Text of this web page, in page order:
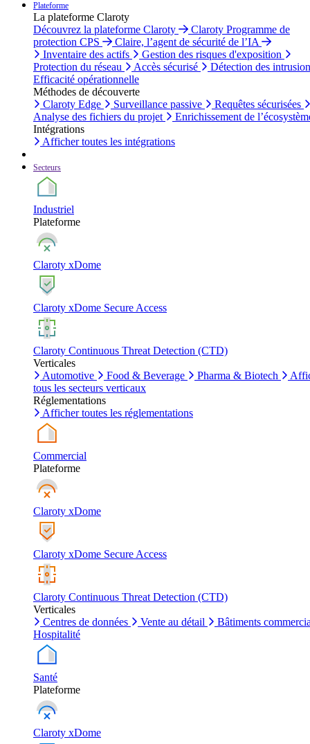
Plateforme
La plateforme Claroty
Découvrez la plateforme Claroty
Claroty Programme de
protection CPS
Claire, l’agent de sécurité de l’IA
Inventaire des actifs
Gestion des risques d'exposition
Protection du réseau
Accès sécurisé
Détection des
Efficacité opérationnelle
Méthodes de découverte
Claroty Edge
Surveillance passive
Requêtes sécurisées
Analyse des fichiers du projet
Enrichissement de
Intégrations
Afficher toutes les intégrations
Secteurs
Industriel
Plateforme
Claroty xDome
Claroty xDome Secure Access
Claroty Continuous Threat Detection (CTD)
Verticales
Automotive
Food & Beverage Pharma & Biotech
tous les secteurs verticaux
Réglementations
Afficher toutes les réglementations
Commercial
Plateforme
Claroty xDome
Claroty xDome Secure Access
Claroty Continuous Threat Detection (CTD)
Verticales
Centres de données
Vente au détail
Bâtiments
Hospitalité
Santé
Plateforme
Claroty xDome